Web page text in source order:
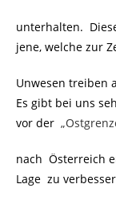
unterhalten.
jene, welche zur
Unwesen treiben
Es gibt bei uns
vor der
nach Österreich
Lage zu